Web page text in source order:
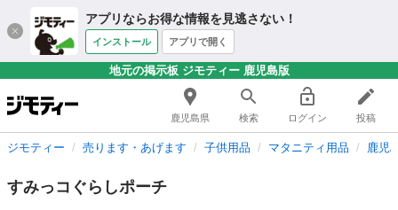
アプリならお得な情報を見逃さない！
インストール アプリで開く
地元の掲示板 ジモティー 鹿児島版
鹿児島県 検索 ログイン 投稿
ジモティー 売ります・あげます 子供用品 マタニティ用品 鹿児
すみっコぐらしポーチ